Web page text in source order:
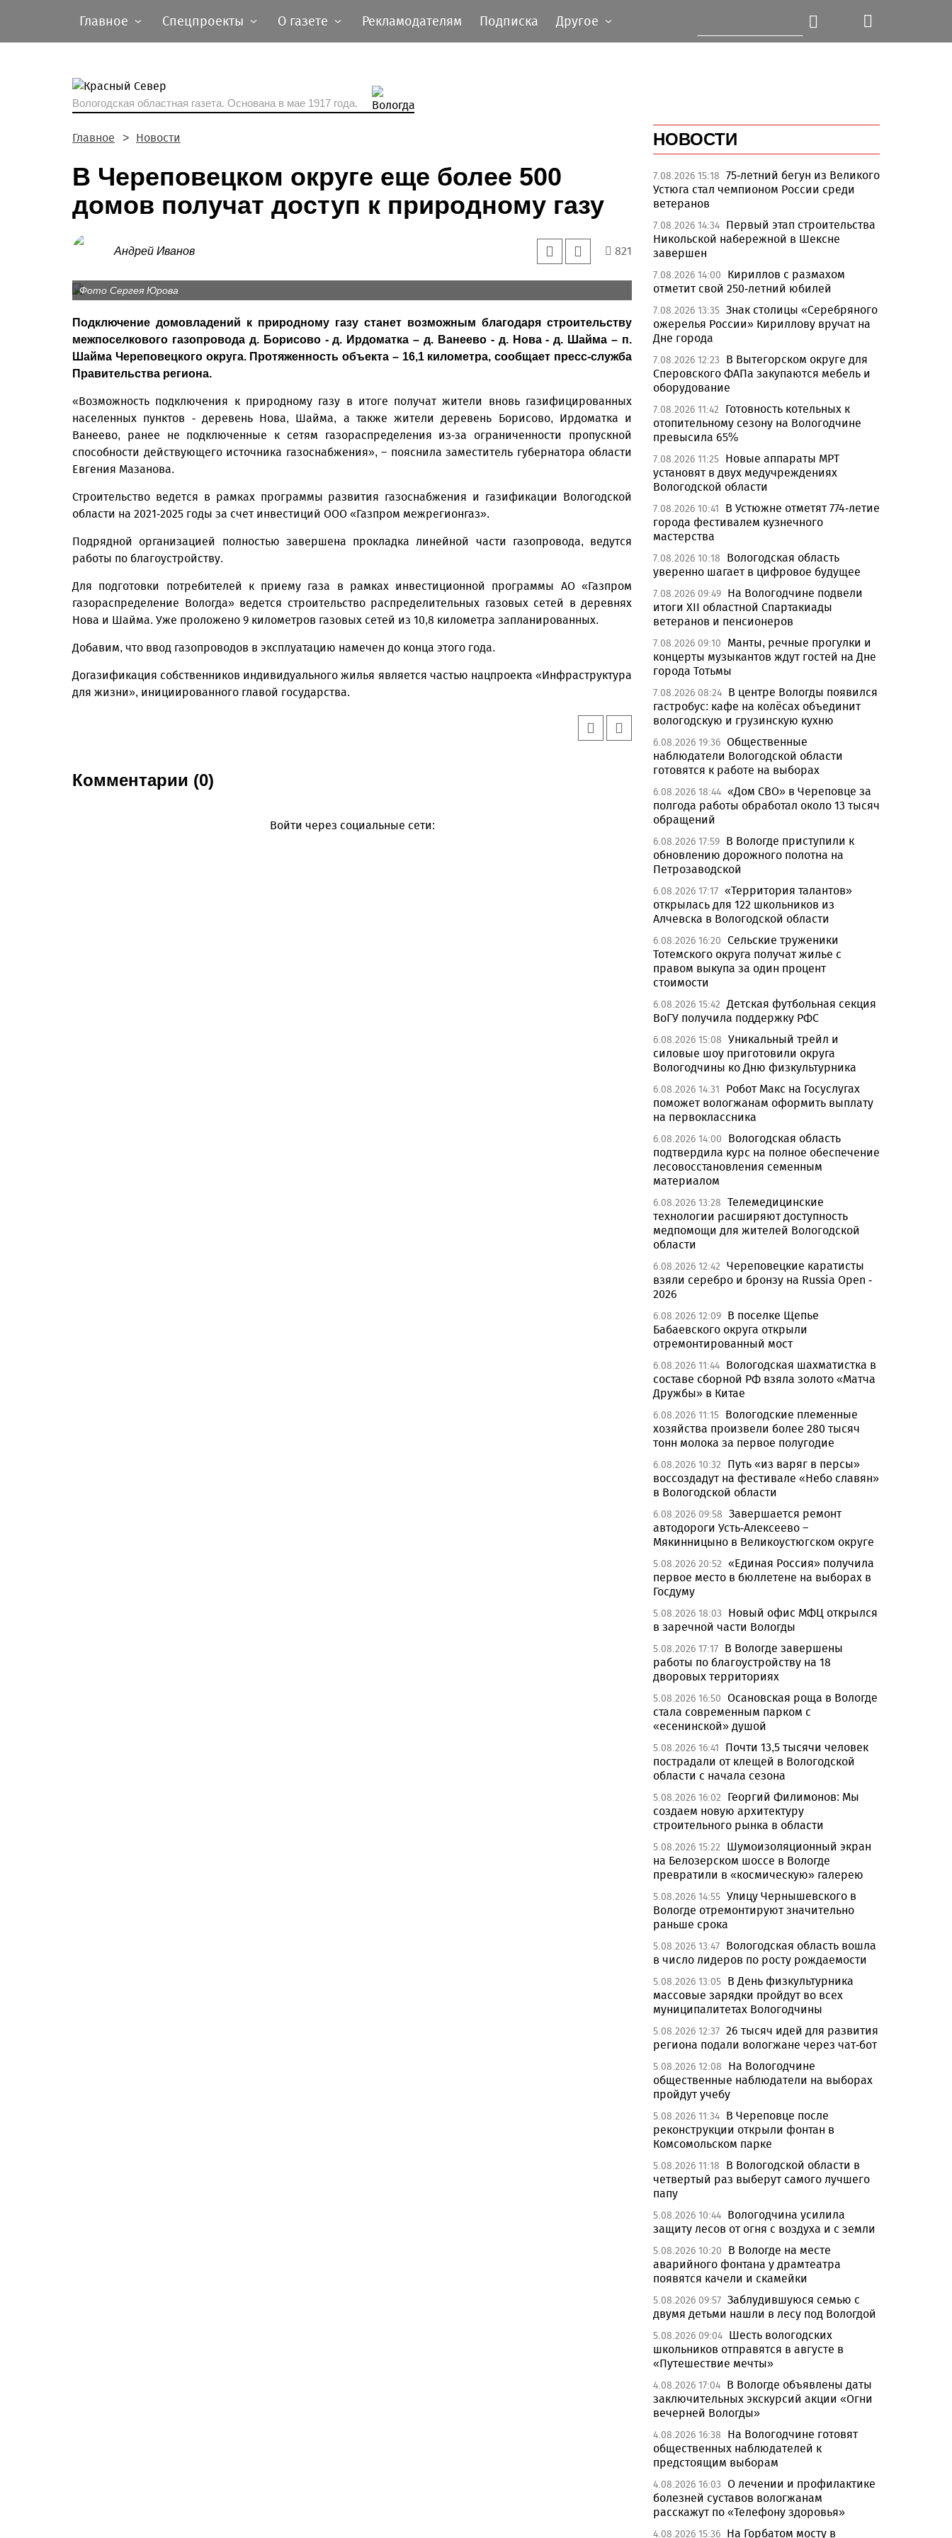
Главное Спецпроекты О газете Рекламодателям Подписка Другое
Вологодская областная газета. Основана в мае 1917 года.
Главное Новости
В Череповецком округе еще более 500
домов получат доступ к природному газу
Андрей Иванов 821
Фото Сергея Юрова
Подключение домовладений к природному газу станет возможным благодаря строительству
межпоселкового газопровода д. Борисово - д. Ирдоматка – д. Ванеево - д. Нова - д. Шайма – п.
Шайма Череповецкого округа. Протяженность объекта – 16,1 километра, сообщает пресс-служба
Правительства региона.
«Возможность подключения к природному газу в итоге получат жители вновь газифицированных
населенных пунктов - деревень Нова, Шайма, а также жители деревень Борисово, Ирдоматка и
Ванеево, ранее не подключенные к сетям газораспределения из-за ограниченности пропускной
способности действующего источника газоснабжения», – пояснила заместитель губернатора области
Евгения Мазанова.
Строительство ведется в рамках программы развития газоснабжения и газификации Вологодской
области на 2021-2025 годы за счет инвестиций ООО «Газпром межрегионгаз».
Подрядной организацией полностью завершена прокладка линейной части газопровода, ведутся
работы по благоустройству.
Для подготовки потребителей к приему газа в рамках инвестиционной программы АО «Газпром
газораспределение Вологда» ведется строительство распределительных газовых сетей в деревнях
Нова и Шайма. Уже проложено 9 километров газовых сетей из 10,8 километра запланированных.
Добавим, что ввод газопроводов в эксплуатацию намечен до конца этого года.
Догазификация собственников индивидуального жилья является частью нацпроекта «Инфраструктура
для жизни», инициированного главой государства.
Комментарии (0)
Войти через социальные сети:
НОВОСТИ
7.08.2026 15:18 75-летний бегун из Великого
Устюга стал чемпионом России среди
ветеранов
7.08.2026 14:34 Первый этап строительства
Никольской набережной в Шексне
завершен
7.08.2026 14:00
Кириллов с размахом
отметит свой 250-летний юбилей
7.08.2026 13:35 Знак столицы «Серебряного
ожерелья России» Кириллову вручат на
Дне города
7.08.2026 12:23
В Вытегорском округе для
Сперовского ФАПа закупаются мебель и
оборудование
7.08.2026 11:42
Готовность котельных к
отопительному сезону на Вологодчине
превысила 65%
7.08.2026 11:25 Новые аппараты МРТ
установят в двух медучреждениях
Вологодской области
7.08.2026 10:41
В Устюжне отметят 774-летие
города фестивалем кузнечного
мастерства
7.08.2026 10:18
Вологодская область
уверенно шагает в цифровое будущее
7.08.2026 09:49 На Вологодчине подвели
итоги XII областной Спартакиады
ветеранов и пенсионеров
7.08.2026 09:10
Манты, речные прогулки и
концерты музыкантов ждут гостей на Дне
города Тотьмы
7.08.2026 08:24 В центре Вологды появился
гастробус: кафе на колёсах объединит
вологодскую и грузинскую кухню
6.08.2026 19:36 Общественные
наблюдатели Вологодской области
готовятся к работе на выборах
6.08.2026 18:44 «Дом СВО» в Череповце за
полгода работы обработал около 13 тысяч
обращений
6.08.2026 17:59 В Вологде приступили к
обновлению дорожного полотна на
Петрозаводской
6.08.2026 17:17 «Территория талантов»
открылась для 122 школьников из
Алчевска в Вологодской области
6.08.2026 16:20 Сельские труженики
Тотемского округа получат жилье с
правом выкупа за один процент
стоимости
6.08.2026 15:42 Детская футбольная секция
ВоГУ получила поддержку РФС
6.08.2026 15:08 Уникальный трейл и
силовые шоу приготовили округа
Вологодчины ко Дню физкультурника
6.08.2026 14:31
Робот Макс на Госуслугах
поможет вологжанам оформить выплату
на первоклассника
6.08.2026 14:00
Вологодская область
подтвердила курс на полное обеспечение
лесовосстановления семенным
материалом
6.08.2026 13:28 Телемедицинские
технологии расширяют доступность
медпомощи для жителей Вологодской
области
6.08.2026 12:42 Череповецкие каратисты
взяли серебро и бронзу на Russia Open -
2026
6.08.2026 12:09 В поселке Щепье
Бабаевского округа открыли
отремонтированный мост
6.08.2026 11:44 Вологодская шахматистка в
составе сборной РФ взяла золото «Матча
Дружбы» в Китае
6.08.2026 11:15 Вологодские племенные
хозяйства произвели более 280 тысяч
тонн молока за первое полугодие
6.08.2026 10:32
Путь «из варяг в персы»
воссоздадут на фестивале «Небо славян»
в Вологодской области
6.08.2026 09:58 Завершается ремонт
автодороги Усть-Алексеево –
Мякинницыно в Великоустюгском округе
5.08.2026 20:52 «Единая Россия» получила
первое место в бюллетене на выборах в
Госдуму
5.08.2026 18:03
Новый офис МФЦ открылся
в заречной части Вологды
5.08.2026 17:17 В Вологде завершены
работы по благоустройству на 18
дворовых территориях
5.08.2026 16:50 Осановская роща в Вологде
стала современным парком с
«есенинской» душой
5.08.2026 16:41
Почти 13,5 тысячи человек
пострадали от клещей в Вологодской
области с начала сезона
5.08.2026 16:02
Георгий Филимонов: Мы
создаем новую архитектуру
строительного рынка в области
5.08.2026 15:22
Шумоизоляционный экран
на Белозерском шоссе в Вологде
превратили в «космическую» галерею
5.08.2026 14:55 Улицу Чернышевского в
Вологде отремонтируют значительно
раньше срока
5.08.2026 13:47 Вологодская область вошла
в число лидеров по росту рождаемости
5.08.2026 13:05 В День физкультурника
массовые зарядки пройдут во всех
муниципалитетах Вологодчины
5.08.2026 12:37 26 тысяч идей для развития
региона подали вологжане через чат-бот
5.08.2026 12:08
На Вологодчине
общественные наблюдатели на выборах
пройдут учебу
5.08.2026 11:34 В Череповце после
реконструкции открыли фонтан в
Комсомольском парке
5.08.2026 11:18
В Вологодской области в
четвертый раз выберут самого лучшего
папу
5.08.2026 10:44 Вологодчина усилила
защиту лесов от огня с воздуха и с земли
5.08.2026 10:20
В Вологде на месте
аварийного фонтана у драмтеатра
появятся качели и скамейки
5.08.2026 09:57 Заблудившуюся семью с
двумя детьми нашли в лесу под Вологдой
5.08.2026 09:04 Шесть вологодских
школьников отправятся в августе в
«Путешествие мечты»
4.08.2026 17:04 В Вологде объявлены даты
заключительных экскурсий акции «Огни
вечерней Вологды»
4.08.2026 16:38
На Вологодчине готовят
общественных наблюдателей к
предстоящим выборам
4.08.2026 16:03 О лечении и профилактике
болезней суставов вологжанам
расскажут по «Телефону здоровья»
4.08.2026 15:36 На Горбатом мосту в